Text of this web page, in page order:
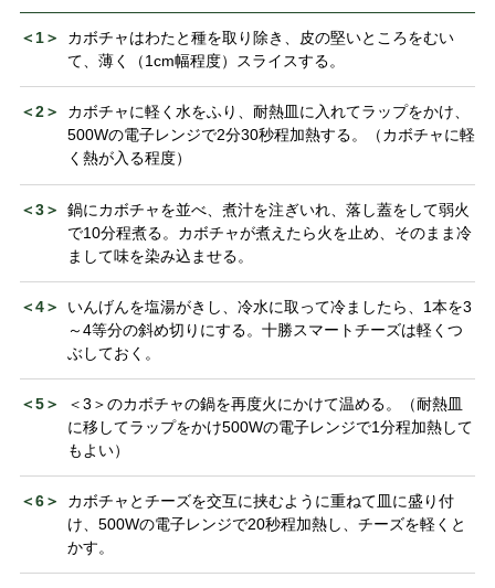
＜1＞
カボチャはわたと種を取り除き、皮の堅いところをむい
て、薄く（1cm幅程度）スライスする。
＜2＞
カボチャに軽く水をふり、耐熱皿に入れてラップをかけ、
500Wの電子レンジで2分30秒程加熱する。（カボチャに軽
く熱が入る程度）
＜3＞
鍋にカボチャを並べ、煮汁を注ぎいれ、落し蓋をして弱火
で10分程煮る。カボチャが煮えたら火を止め、そのまま冷
まして味を染み込ませる。
＜4＞
いんげんを塩湯がきし、冷水に取って冷ましたら、1本を3
～4等分の斜め切りにする。十勝スマートチーズは軽くつ
ぶしておく。
＜5＞
＜3＞のカボチャの鍋を再度火にかけて温める。（耐熱皿
に移してラップをかけ500Wの電子レンジで1分程加熱して
もよい）
＜6＞
カボチャとチーズを交互に挟むように重ねて皿に盛り付
け、500Wの電子レンジで20秒程加熱し、チーズを軽くと
かす。